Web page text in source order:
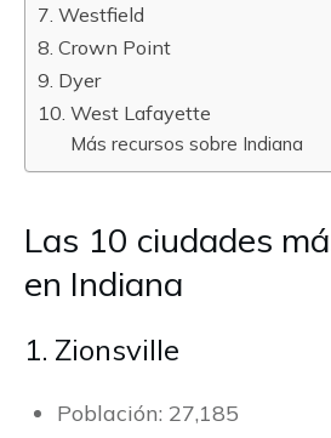
7. Westfield
8. Crown Point
9. Dyer
10. West Lafayette
Más recursos sobre Indiana
Las 10 ciudades
en Indiana
1. Zionsville
Población: 27,185